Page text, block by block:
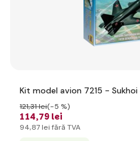
Kit model avion 7215 -
114,79 lei
121,31 lei(-5 %)
94,87 lei fără TVA